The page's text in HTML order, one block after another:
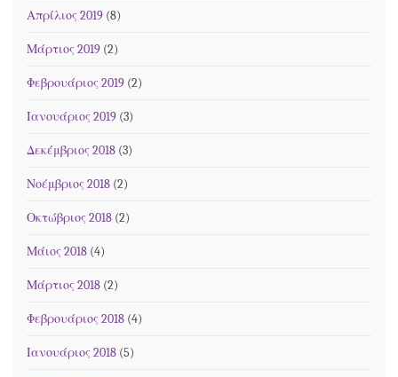
Απρίλιος 2019 (8)
Μάρτιος 2019 (2)
Φεβρουάριος 2019 (2)
Ιανουάριος 2019 (3)
Δεκέμβριος 2018 (3)
Νοέμβριος 2018 (2)
Οκτώβριος 2018 (2)
Μάιος 2018 (4)
Μάρτιος 2018 (2)
Φεβρουάριος 2018 (4)
Ιανουάριος 2018 (5)